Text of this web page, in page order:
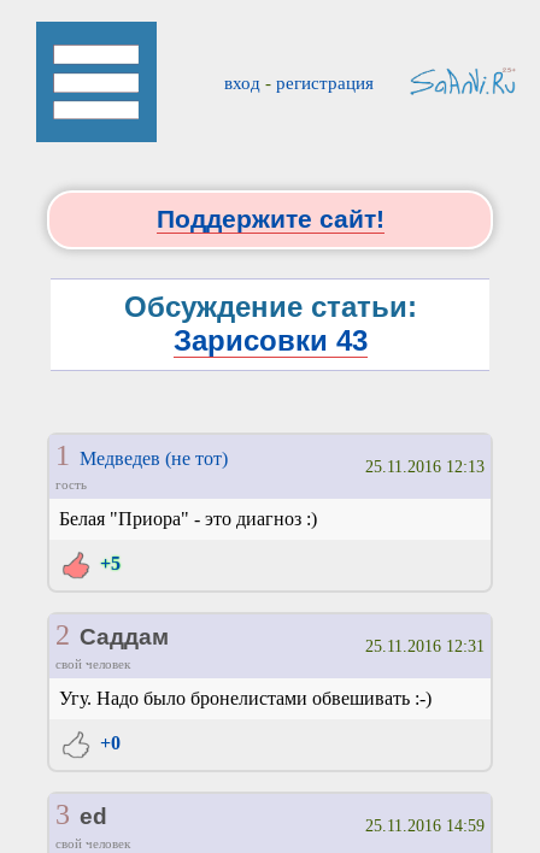
вход - регистрация
Поддержите сайт!
Обсуждение статьи:
Зарисовки 43
1 Медведев (не тот)
гость
25.11.2016 12:13
Белая "Приора" - это диагноз :)
+5
2 Саддам
свой человек
25.11.2016 12:31
Угу. Надо было бронелистами обвешивать :-)
+0
3 ed
свой человек
25.11.2016 14:59